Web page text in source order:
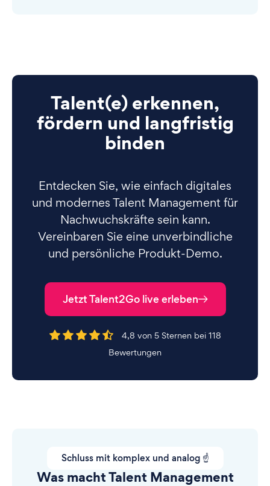
Talent(e) erkennen,
fördern und langfristig
binden
Entdecken Sie, wie einfach digitales
und modernes Talent Management für
Nachwuchskräfte sein kann.
Vereinbaren Sie eine unverbindliche
und persönliche Produkt-Demo.
Jetzt Talent2Go live erleben
4,8 von 5 Sternen bei 118
Bewertungen
Schluss mit komplex und analog ☝️
Was macht Talent Management